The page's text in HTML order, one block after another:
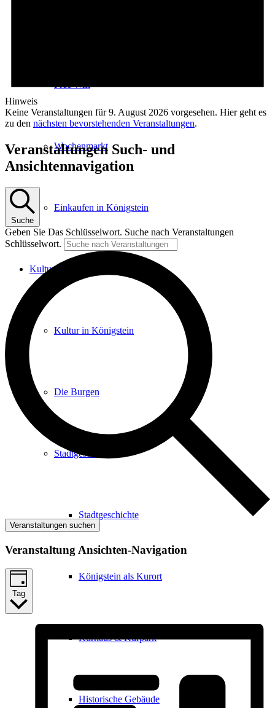
Free Wifi
Wochenmarkt
Einkaufen in Königstein
Kultur
Kultur in Königstein
Die Burgen
Stadtgeschichte
Stadtgeschichte
Königstein als Kurort
Kurhaus & Kurpark
Historische Gebäude
Hinweis
Keine Veranstaltungen für 9. August 2026 vorgesehen. Hier geht es
zu den nächsten bevorstehenden Veranstaltungen.
Veranstaltungen Such- und
Ansichtennavigation
Suche
Geben Sie Das Schlüsselwort. Suche nach Veranstaltungen
Schlüsselwort.
Veranstaltungen suchen
Veranstaltung Ansichten-Navigation
Tag